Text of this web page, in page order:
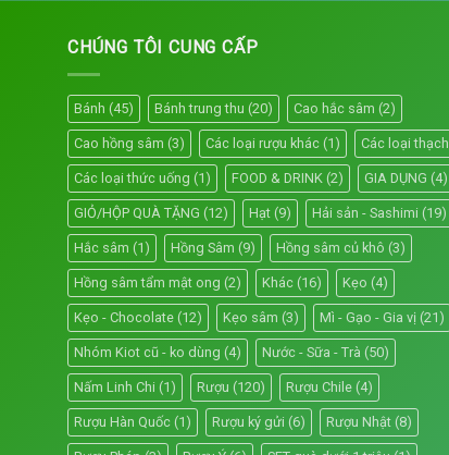
CHÚNG TÔI CUNG CẤP
Bánh (45) Bánh trung thu (20) Cao hắc sâm (2)
Cao hồng sâm (3) Các loại rượu khác (1) Các loại thạch
Các loại thức uống (1) FOOD & DRINK (2) GIA DỤNG (4)
GIỎ/HỘP QUÀ TẶNG (12) Hạt (9) Hải sản - Sashimi (19)
Hắc sâm (1) Hồng Sâm (9) Hồng sâm củ khô (3)
Hồng sâm tẩm mật ong (2) Khác (16) Kẹo (4)
Kẹo - Chocolate (12) Kẹo sâm (3) Mì - Gạo - Gia vị (21)
Nhóm Kiot cũ - ko dùng (4) Nước - Sữa - Trà (50)
Nấm Linh Chi (1) Rượu (120) Rượu Chile (4)
Rượu Hàn Quốc (1) Rượu ký gửi (6) Rượu Nhật (8)